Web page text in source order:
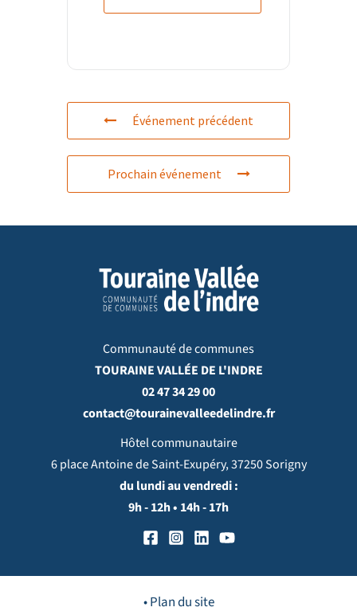
Événement précédent
Prochain événement
Communauté de communes
TOURAINE VALLÉE DE L'INDRE
02 47 34 29 00
contact@tourainevalleedelindre.fr
Hôtel communautaire
6 place Antoine de Saint-Exupéry, 37250 Sorigny
du lundi au vendredi :
9h - 12h • 14h - 17h
• Plan du site